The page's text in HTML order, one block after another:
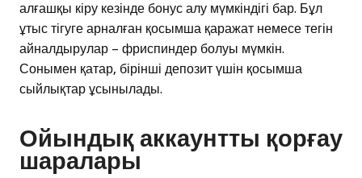
алғашқы кіру кезінде бонус алу мүмкіндігі бар. Бұл
ұтыс тігуге арналған қосымша қаражат немесе тегін
айналдырулар – фриспиндер болуы мүмкін.
Сонымен қатар, бірінші депозит үшін қосымша
сыйлықтар ұсынылады.
Ойындық аккаунтты қорғау
шаралары